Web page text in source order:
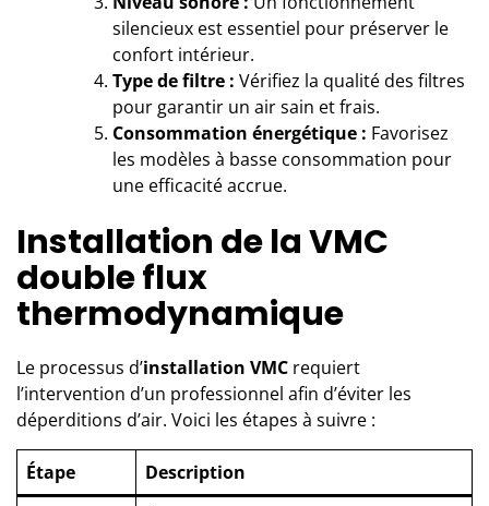
silencieux est essentiel pour préserver le
confort intérieur.
Type de filtre : Vérifiez la qualité des filtres
pour garantir un air sain et frais.
Consommation énergétique : Favorisez
les modèles à basse consommation pour
une efficacité accrue.
Installation de la VMC
double flux
thermodynamique
Le processus d’installation VMC requiert
l’intervention d’un professionnel afin d’éviter les
déperditions d’air. Voici les étapes à suivre :
Étape
Description